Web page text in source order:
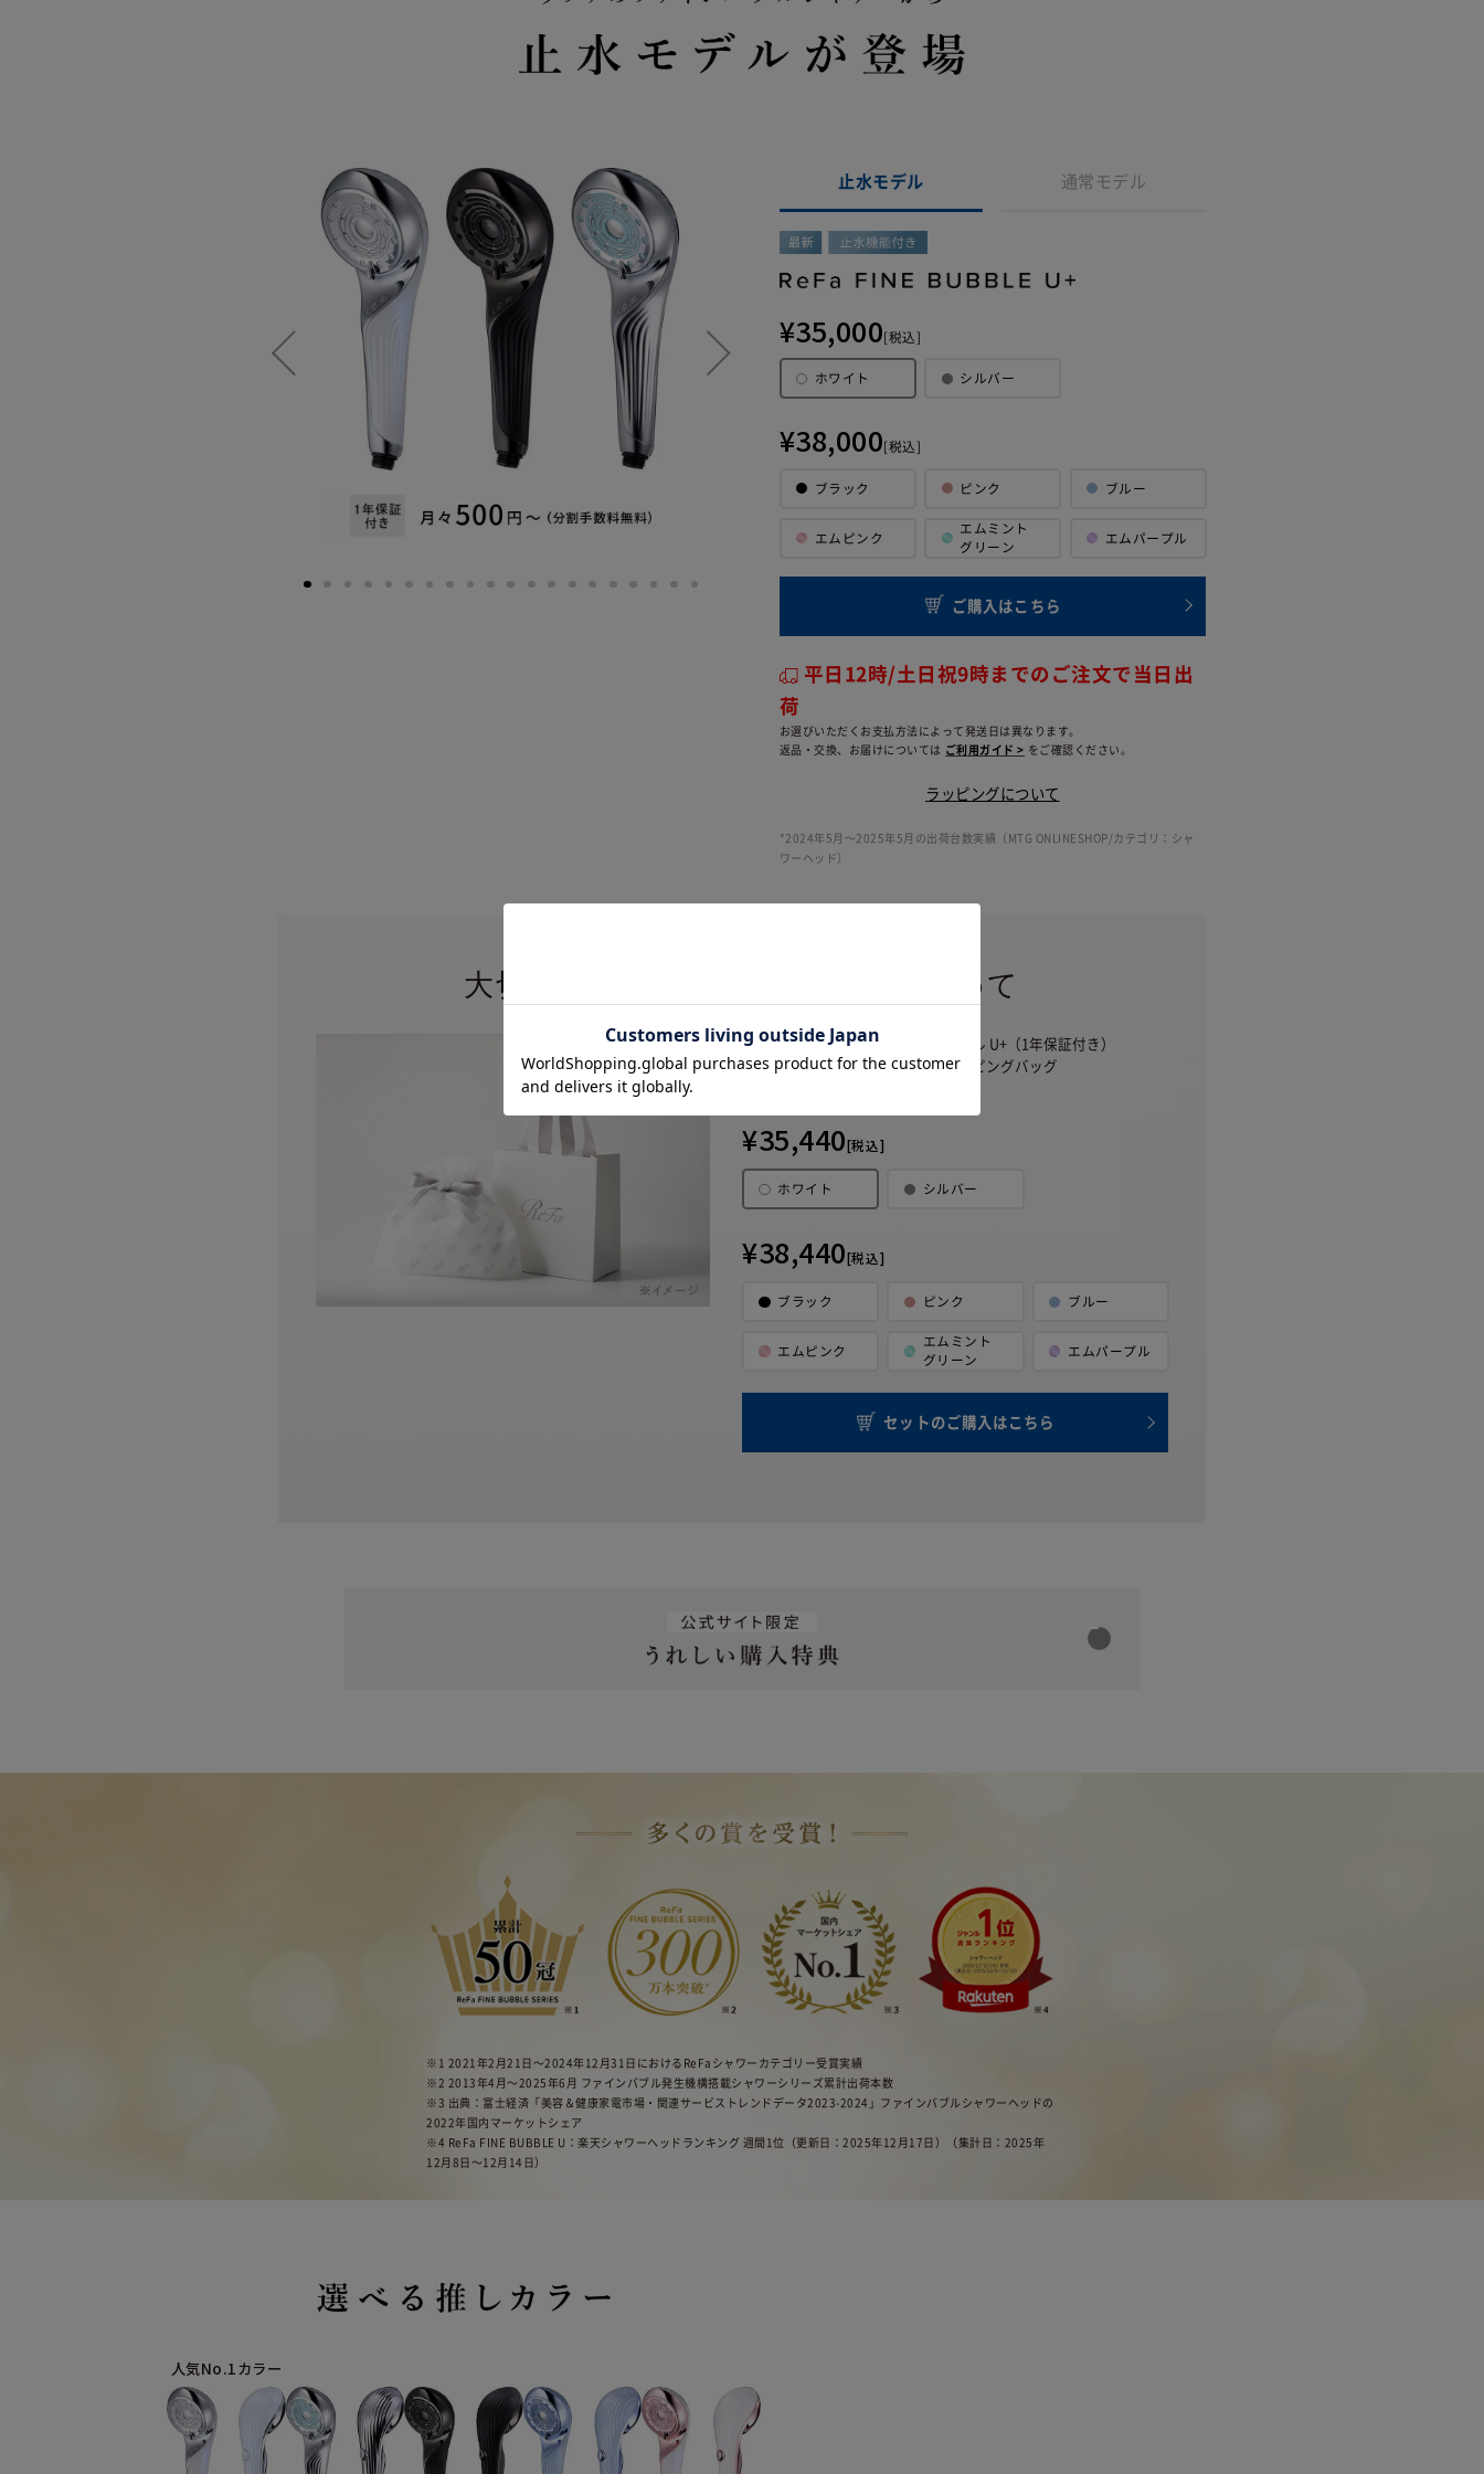
止水モデル 通常モデル
¥35,000 [税込]
ホワイト シルバー
¥38,000 [税込]
ブラック ピンク ブルー
エムピンク
エムミント
グリーン
エム パープル
ご購入はこちら
平日12時/土日祝9時までのご注文で当日出
荷
お選びいただくお支払方法によって発送日は異なります。
返品・交換、お届けについては ご利用ガイド > をご確認ください。
ラッピングについて
*2024年5月〜2025年5月の出荷台数実績（MTG ONLINESHOP/カテゴリ：シャ
ワーヘッド）
大切な人への贈り物に、想いを込めて
セット内容
・リファファインバブル U+（1年保証付き）
・【セット限定】ラッピングバッグ
¥35,440[税込]
ホワイト シルバー
¥38,440[税込]
ブラック ピンク ブルー
エムピンク
エムミント
グリーン
エム パープル
セットのご購入はこちら
※1 2021年2月21日〜2024年12月31日におけるReFaシャワーカテゴリー受賞実績
※2 2013年4月〜2025年6月 ファインバブル発生機構搭載シャワーシリーズ累計出荷本数
※3 出典：富士経済「美容＆健康家電市場・関連サービストレンドデータ2023-2024」ファインバブルシャワーヘッドの
2022年国内マーケットシェア
※4 ReFa FINE BUBBLE U：楽天シャワーヘッドランキング 週間1位（更新日：2025年12月17日）（集計日：2025年
12月8日〜12月14日）
人気No.1カラー
【ご注意】2022年4月14日以前にサービスに加入された方
2022年4月14日以前に延長保証サービスに加入された方につきましては、保証範囲が自然
故障のみとなり、物損故障は保証対象外となります。ご自身の保証内容をご確認いただく
場合は、商品発送時に同梱させていただいております「延長保証書」をご確認ください。